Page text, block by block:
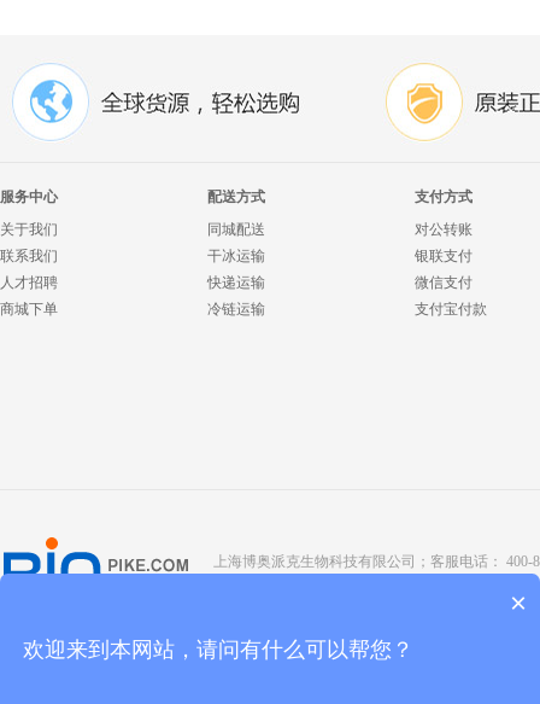
服务中心
关于我们
联系我们
人才招聘
商城下单
配送方式
同城配送
干冰运输
快递运输
冷链运输
支付方式
对公转账
银联支付
微信支付
支付宝付款
上海博奥派克生物科技有限公司；客服电话： 400-
京ICP备
×
欢迎来到本网站，请问有什么可以帮您？